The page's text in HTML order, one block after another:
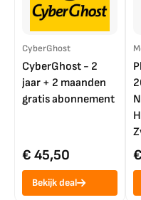
CyberGhost
CyberGhost - 2
jaar + 2 maanden
gratis abonnement
€ 45,50
Bekijk deal